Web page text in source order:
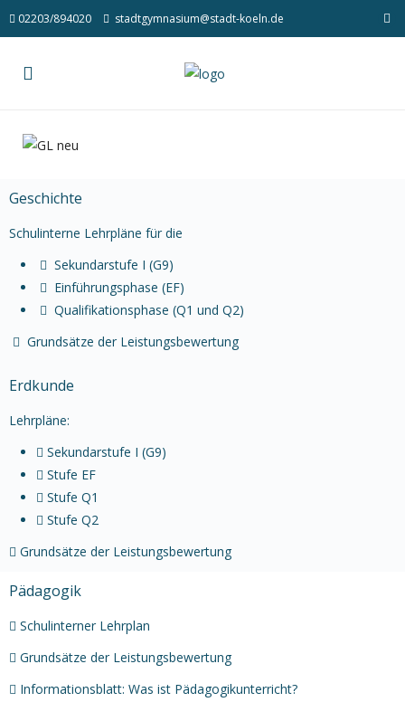
02203/894020 stadtgymnasium@stadt-koeln.de
Geschichte
Schulinterne Lehrpläne für die
Sekundarstufe I (G9)
Einführungsphase (EF)
Qualifikationsphase (Q1 und Q2)
Grundsätze der Leistungsbewertung
Erdkunde
Lehrpläne:
Sekundarstufe I (G9)
Stufe EF
Stufe Q1
Stufe Q2
Grundsätze der Leistungsbewertung
Pädagogik
Schulinterner Lehrplan
Grundsätze der Leistungsbewertung
Informationsblatt: Was ist Pädagogikunterricht?